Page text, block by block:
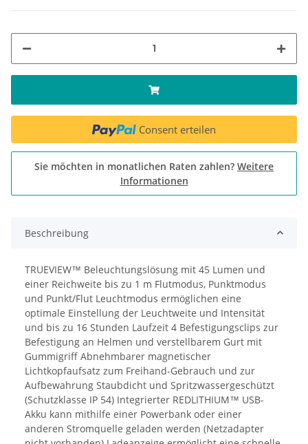
Consent erteilen
Sie möchten in monatlichen Raten zahlen? Weitere
Informationen
Beschreibung
TRUEVIEW™ Beleuchtungslösung mit 45 Lumen und
einer Reichweite bis zu 1 m Flutmodus, Punktmodus
und Punkt/Flut Leuchtmodus ermöglichen eine
optimale Einstellung der Leuchtweite und Intensität
und bis zu 16 Stunden Laufzeit 4 Befestigungsclips zur
Befestigung an Helmen und verstellbarem Gurt mit
Gummigriff Abnehmbarer magnetischer
Lichtkopfaufsatz zum Freihand-Gebrauch und zur
Aufbewahrung Staubdicht und Spritzwassergeschützt
(Schutzklasse IP 54) Integrierter REDLITHIUM™ USB-
Akku kann mithilfe einer Powerbank oder einer
anderen Stromquelle geladen werden (Netzadapter